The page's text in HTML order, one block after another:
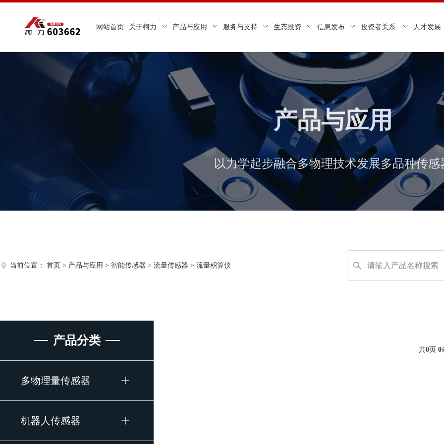
网站首页 关于柯力 产品与应用 服务与支持 生态投资 信息发布 投资者关系 人才发展
产品与应用
以力学起步融合多物理技术发展多品种传感
当前位置： 首页 > 产品与应用 > 智能传感器 > 流量传感器 > 流量积算仪
产品分类
多物理量传感器
机器人传感器
共0页 0